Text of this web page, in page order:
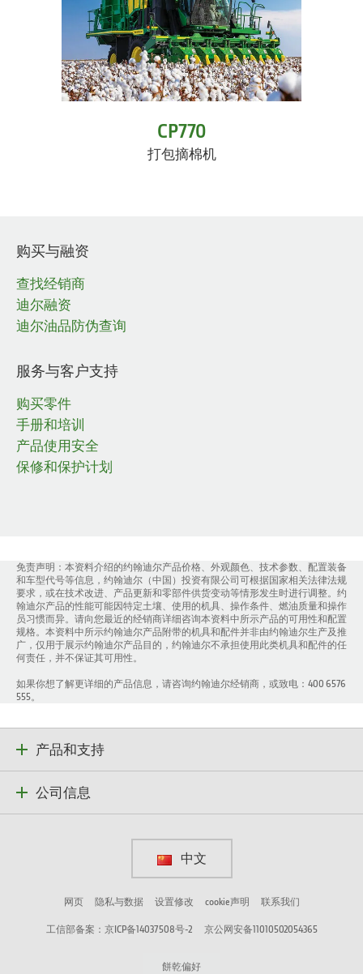
CP770
打包摘棉机
购买与融资
查找经销商
迪尔融资
迪尔油品防伪查询
服务与客户支持
购买零件
手册和培训
产品使用安全
保修和保护计划
免责声明：本资料介绍的约翰迪尔产品价格、外观颜色、技术参数、配置装备
和车型代号等信息，约翰迪尔（中国）投资有限公司可根据国家相关法律法规
要求，或在技术改进、产品更新和零部件供货变动等情形发生时进行调整。约
翰迪尔产品的性能可能因特定土壤、使用的机具、操作条件、燃油质量和操作
员习惯而异。请向您最近的经销商详细咨询本资料中所示产品的可用性和配置
规格。本资料中所示约翰迪尔产品附带的机具和配件并非由约翰迪尔生产及推
广，仅用于展示约翰迪尔产品目的，约翰迪尔不承担使用此类机具和配件的任
何责任，并不保证其可用性。
如果你想了解更详细的产品信息，请咨询约翰迪尔经销商，或致电：400 6576
555。
产品和支持
公司信息
中文
网页 隐私与数据 设置修改 cookie声明 联系我们
工信部备案：京ICP备14037508号-2 京公网安备11010502054365
餅乾偏好